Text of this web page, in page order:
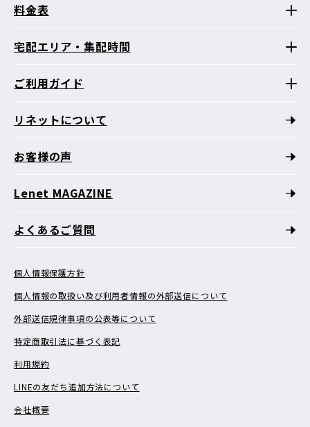
料金表
宅配エリア・集配時間
ご利用ガイド
リネットについて
お客様の声
Lenet MAGAZINE
よくあるご質問
個人情報保護方針
個人情報の取扱い及び利用者情報の外部送信について
外部送信規律事項の公表等について
特定商取引法に基づく表記
利用規約
LINEの友だち追加方法について
会社概要